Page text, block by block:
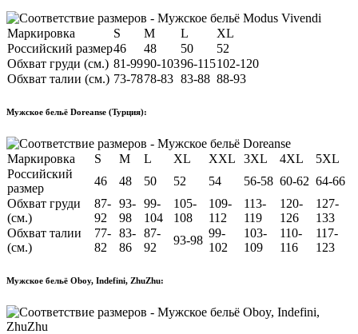
Маркировка S M L
XL
Российский размер46 48 50
52
Обхват груди (см.) 81-9990-10396-115102-120
Обхват талии (см.) 73-7878-83 83-88 88-93
Мужское бельё Doreanse (Турция):
Маркировка S M L XL XXL 3XL 4XL
5XL
Российский
размер
46 48 50 52 54 56-58 60-62 64-66
Обхват груди
(см.)
87-
92
93-
98
99-
104
105-
108
109-
112
113-
119
120-
126
127-
133
Обхват талии
(см.)
77-
82
83-
86
87-
92
93-98
99-
102
103-
109
110-
116
117-
123
Мужское бельё Oboy, Indefini, ZhuZhu: